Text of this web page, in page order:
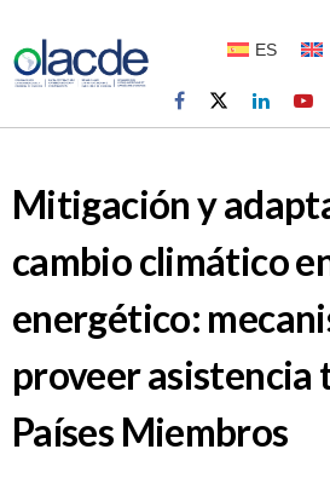
ES
Mitigación y
cambio climático
energético:
proveer asistencia
Países Miembros